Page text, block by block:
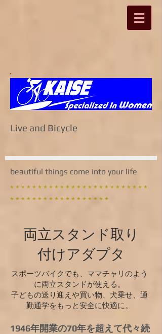
Live and Bicycle
beautiful things come into your life
* * * * * * * * * * * * * * * * * * * * * * * * *
* * * * * * * * * * * * * * * * * *
​両立スタンド取り
付けアダプタ
スポーツバイクでも、ママチャリのよう
に両立スタンドが使える。
子どもの送り迎えや買い物、犬乗せ、通
勤通学をもっと安全に快適に。
1946年開業の70年を超えて代々続